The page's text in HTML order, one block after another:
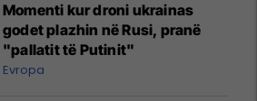
Momenti kur droni ukrainas
godet plazhin në Rusi, pranë
"pallatit të Putinit"
Evropa